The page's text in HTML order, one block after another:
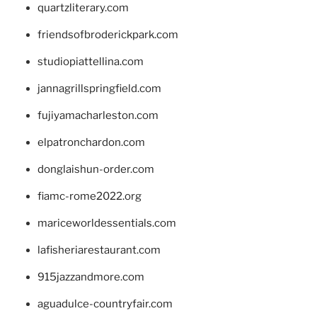
quartzliterary.com
friendsofbroderickpark.com
studiopiattellina.com
jannagrillspringfield.com
fujiyamacharleston.com
elpatronchardon.com
donglaishun-order.com
fiamc-rome2022.org
mariceworldessentials.com
lafisheriarestaurant.com
915jazzandmore.com
aguadulce-countryfair.com